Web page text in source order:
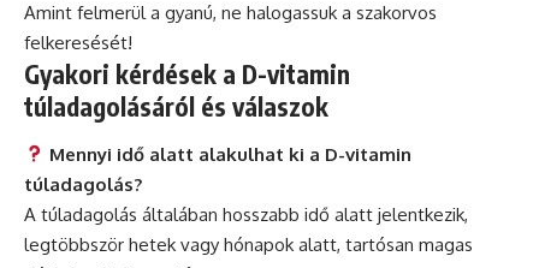
Amint felmerül a gyanú, ne halogassuk a szakorvos
felkeresését!
Gyakori kérdések a D-vitamin
túladagolásáról és válaszok
Mennyi idő alatt alakulhat ki a D-vitamin
túladagolás?
A túladagolás általában hosszabb idő alatt jelentkezik,
legtöbbször hetek vagy hónapok alatt, tartósan magas